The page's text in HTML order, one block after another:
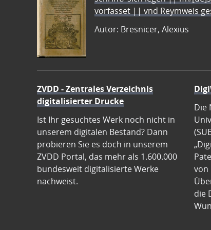
vorfasset || vnd Reymweis
Autor: Bresnicer, Alexius
ZVDD - Zentrales Verzeichnis
digitalisierter Drucke
Ist Ihr gesuchtes Werk noch nicht in
unserem digitalen Bestand? Dann
probieren Sie es doch in unserem
ZVDD Portal, das mehr als 1.600.000
bundesweit digitalisierte Werke
nachweist.
Die
von
die